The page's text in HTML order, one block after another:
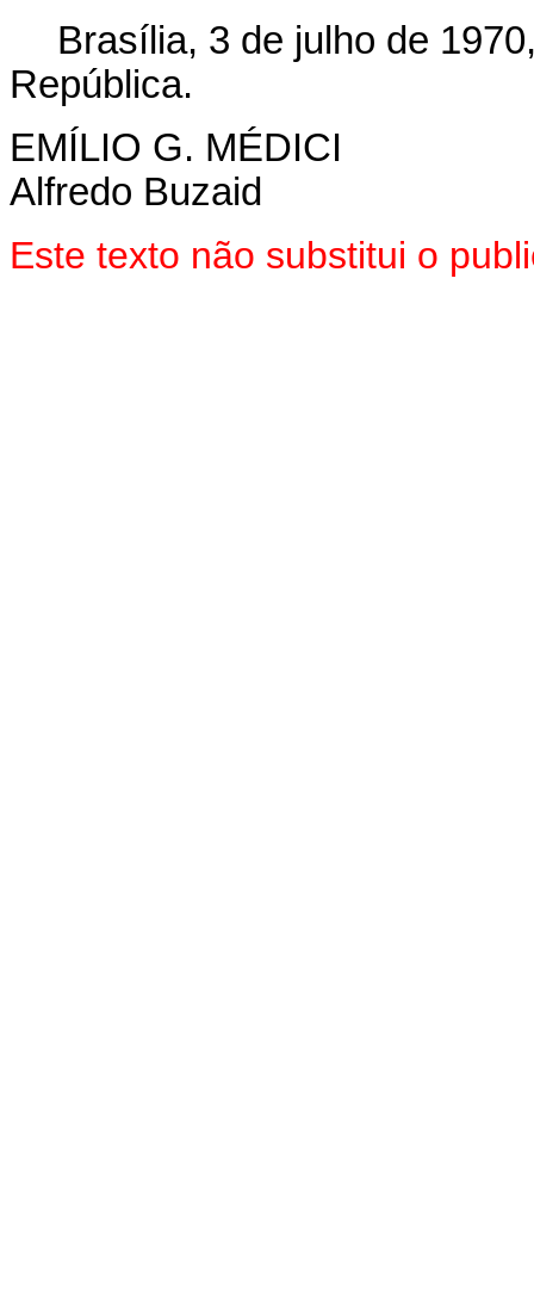
Brasília, 3 de julho de
República.
EMÍLIO G. MÉDICI
Alfredo Buzaid
Este texto não substitui o